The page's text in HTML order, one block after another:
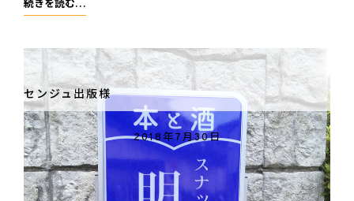
続きを読む…
ク
ル
着
物
処
豆
ぶ
センジュ出版様
2018年7月30日